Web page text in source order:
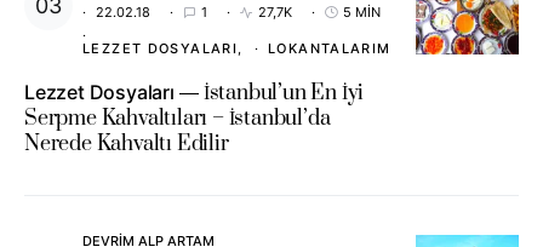
22.02.18
1 27,7K 5 MIN
LEZZET DOSYALARI LOKANTALARIM
Lezzet Dosyaları
İstanbul’un En İyi
Serpme Kahvaltıları – İstanbul’da
Nerede Kahvaltı Edilir
DEVRIM ALP ARTAM